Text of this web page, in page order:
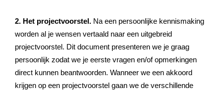
2. Het projectvoorstel. Na een persoonlijke kennismaking
worden al je wensen vertaald naar een uitgebreid
projectvoorstel. Dit document presenteren we je graag
persoonlijk zodat we je eerste vragen en/of opmerkingen
direct kunnen beantwoorden. Wanneer we een akkoord
krijgen op een projectvoorstel gaan we de verschillende